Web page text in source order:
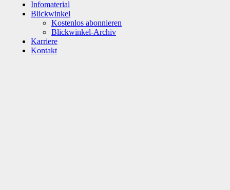
Infomaterial
Blickwinkel
Kostenlos abonnieren
Blickwinkel-Archiv
Karriere
Kontakt